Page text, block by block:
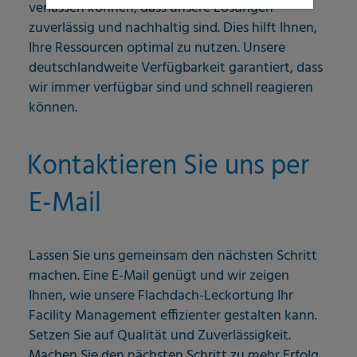
verlassen können, dass unsere Lösungen
zuverlässig und nachhaltig sind. Dies hilft Ihnen,
Ihre Ressourcen optimal zu nutzen. Unsere
deutschlandweite Verfügbarkeit garantiert, dass
wir immer verfügbar sind und schnell reagieren
können.
Kontaktieren Sie uns per
E-Mail
Lassen Sie uns gemeinsam den nächsten Schritt
machen. Eine E-Mail genügt und wir zeigen
Ihnen, wie unsere Flachdach-Leckortung Ihr
Facility Management effizienter gestalten kann.
Setzen Sie auf Qualität und Zuverlässigkeit.